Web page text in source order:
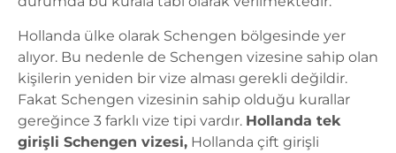
Hollanda ülke olarak Schengen bölgesinde yer
alıyor. Bu nedenle de Schengen vizesine sahip olan
kişilerin yeniden bir vize alması gerekli değildir.
Fakat Schengen vizesinin sahip olduğu kurallar
gereğince 3 farklı vize tipi vardır. Hollanda tek
girişli Schengen vizesi, Hollanda çift girişli